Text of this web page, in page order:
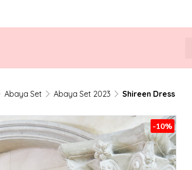
Abaya Set Abaya Set 2023 Shireen Dress
-10%